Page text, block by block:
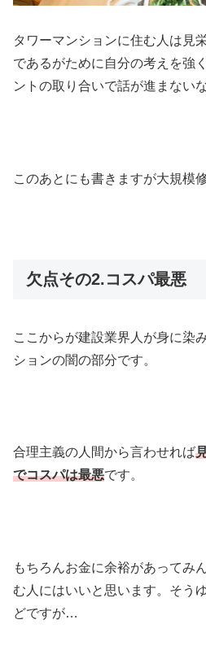
タワーマンションに住む人は見
であるがために自分の考えを強
ントの取り合いで話が進まない
このあとにも書きますが大規模
欠点その2.コスパ最悪
ここからが建設業界人が身に染
ションの闇の部分です。
合理主義の人間から言わせれば
でコスパは最悪です。
もちろんお金に余裕があってみ
む人にはいいと思います。そう
どですが…